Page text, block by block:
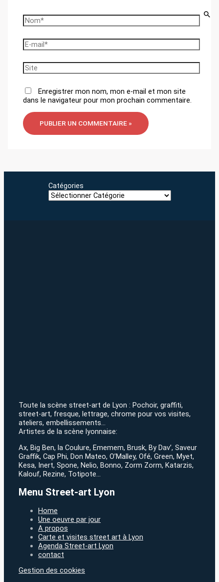
Nom*
E-
mail*
Site
Enregistrer mon nom, mon e-mail et mon site
dans le navigateur pour mon prochain commentaire.
Catégories
Toute la scène street-art de Lyon : Pochoir, graffiti,
street-art, fresque, lettrage, chrome pour vos visites,
ateliers, embellissements…
Artistes de la scène lyonnaise:
Ax, Big Ben, la Coulure, Ememem, Brusk, By Dav’, Saveur
Graffik, Cap Phi, Don Mateo, O’Malley, Ofé, Green, Myet,
Kesa, Inert, Spone, Nelio, Bonno, Zorm Zorm, Katarzis,
Kalouf, Rezine, Totipote…
Menu Street-art Lyon
Home
Une oeuvre par jour
A propos
Carte et visites street art à Lyon
Agenda Street-art Lyon
contact
Gestion des cookies